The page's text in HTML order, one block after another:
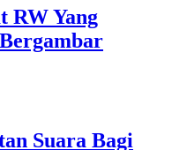
RW Yang
Suara Bagi